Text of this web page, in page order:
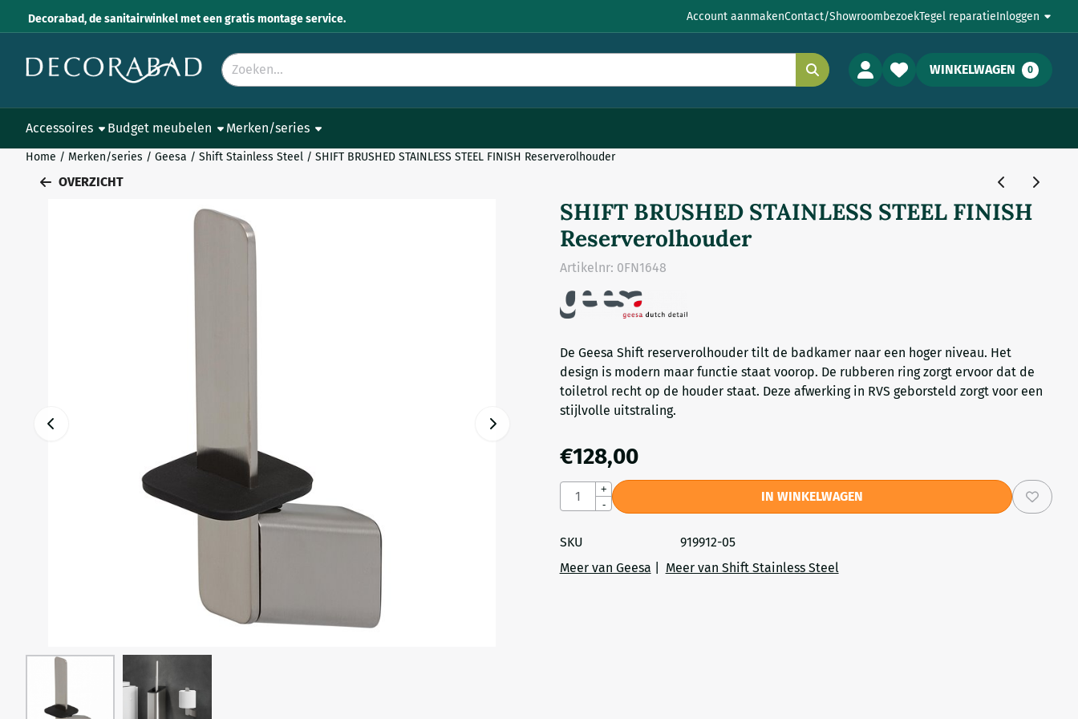
Decorabad, de sanitairwinkel met een gratis montage service. Account aanmakenContact/ShowroombezoekTegel reparatieInloggen
Zoeken
WINKELWAGEN 0
Accessoires Budget meubelen Merken/series
Home / Merken/series / Geesa / Shift Stainless Steel / SHIFT BRUSHED STAINLESS STEEL FINISH Reserverolhouder
OVERZICHT
SHIFT BRUSHED STAINLESS STEEL FINISH
Reserverolhouder
Artikelnr: 0FN1648
De Geesa Shift reserverolhouder tilt de badkamer naar een hoger niveau. Het
design is modern maar functie staat voorop. De rubberen ring zorgt ervoor dat de
toiletrol recht op de houder staat. Deze afwerking in RVS geborsteld zorgt voor een
stijlvolle uitstraling.
€128,00
Aantal
+
-
IN WINKELWAGEN
SKU
919912-05
Meer van Geesa
Meer van Shift Stainless Steel